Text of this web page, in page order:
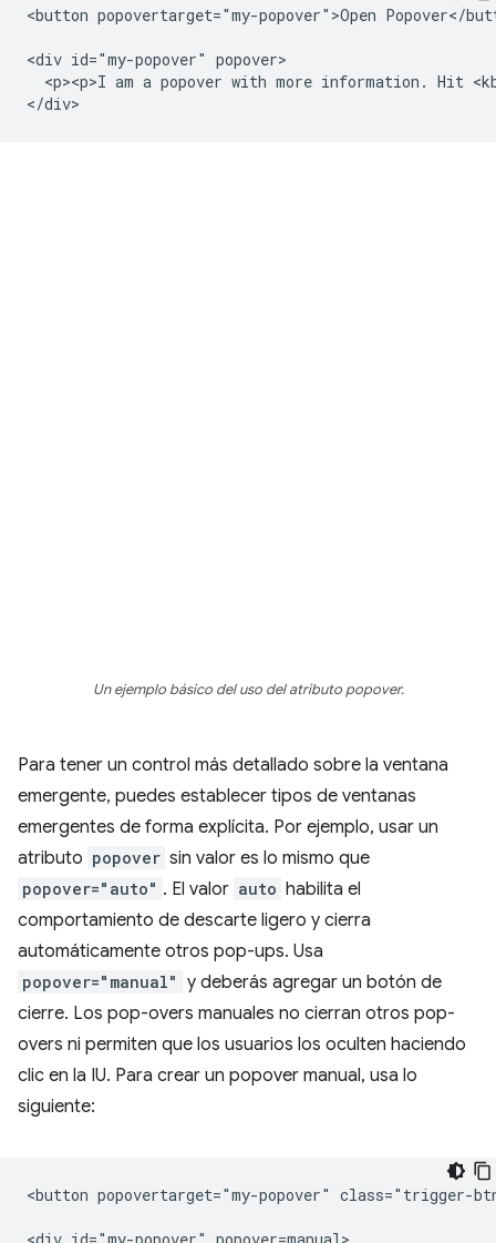
<button popovertarget="my-popover">Open Popover</
<div id="my-popover" popover>
<p><p>I am a popover with more information. Hit
Un ejemplo básico del uso del atributo popover.
Para tener un control más detallado sobre la ventana
emergente, puedes establecer tipos de ventanas
emergentes de forma explícita. Por ejemplo, usar un
atributo popover sin valor es lo mismo que
popover="auto" . El valor auto habilita el
comportamiento de descarte ligero y cierra
automáticamente otros pop-ups. Usa
popover="manual" y deberás agregar un botón de
cierre. Los pop-overs manuales no cierran otros pop-
overs ni permiten que los usuarios los oculten haciendo
clic en la IU. Para crear un popover manual, usa lo
siguiente:
<button popovertarget="my-popover" class="trigger-